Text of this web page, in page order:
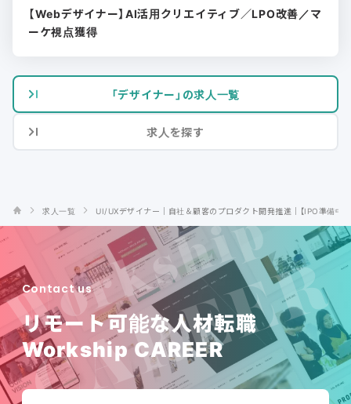
【Webデザイナー】AI活用クリエイティブ／LPO改善／マ
ーケ視点獲得
「デザイナー」の求人一覧
求人を探す
求人一覧 UI/UXデザイナー｜自社＆顧客のプロダクト開発推進｜【IPO準備中
Contact us
リモート可能な人材転職
Workship CAREER